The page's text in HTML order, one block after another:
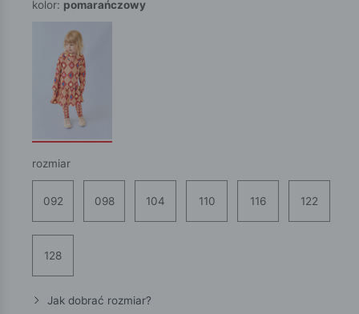
kolor: pomarańczowy
rozmiar
092 098 104 110 116 122
128
Jak dobrać rozmiar?